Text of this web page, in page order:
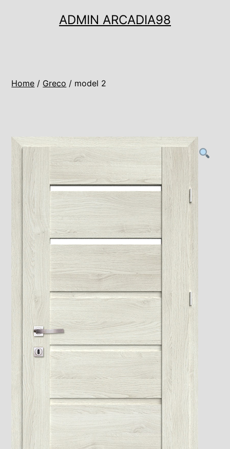
ADMIN ARCADIA98
Home / Greco / model 2